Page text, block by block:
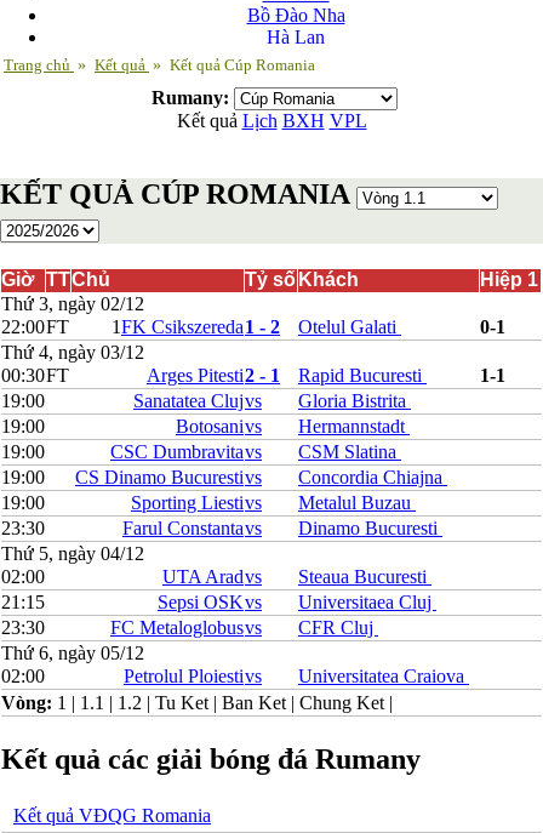
Bồ Đào Nha
Hà Lan
Nga
Andorra
Armenia
Belarus
Bosnia-Herzgovina
Bắc Macedonia
Bỉ
Croatia
Estonia
Georgia
Gibralta
Hungary
Hy Lạp
Iceland
Ireland
Israel
Kazakhstan
Kosovo
Liechtenstein
Lithuania
Luxembourg
Malta
Moldova
Montenegro
Na Uy
Rumany
San Marino
Trang chủ » Kết quả » Kết quả Cúp Romania
Rumany:
Kết quả Lịch BXH VPL
KẾT QUẢ CÚP ROMANIA
Giờ TTChủ Tỷ số Khách
Hiệp 1
Thứ 3, ngày 02/12
22:00FT FK Csikszereda
1 1 - 2 Otelul Galati
0-1
Thứ 4, ngày 03/12
00:30FT Arges Pitesti2 - 1 Rapid Bucuresti
1-1
19:00
Sanatatea Clujvs
Gloria Bistrita
19:00
Botosanivs
Hermannstadt
19:00
CSC Dumbravitavs
CSM Slatina
19:00
CS Dinamo Bucurestivs
Concordia Chiajna
19:00
Sporting Liestivs
Metalul Buzau
23:30
Farul Constantavs
Dinamo Bucuresti
Thứ 5, ngày 04/12
02:00
UTA Aradvs
Steaua Bucuresti
21:15
Sepsi OSKvs
Universitaea Cluj
23:30
FC Metaloglobusvs
CFR Cluj
Thứ 6, ngày 05/12
02:00
Petrolul Ploiestivs
Universitatea Craiova
Vòng: 1 | 1.1 | 1.2 | Tu Ket | Ban Ket | Chung Ket |
Kết quả các giải bóng đá Rumany
Kết quả VĐQG Romania